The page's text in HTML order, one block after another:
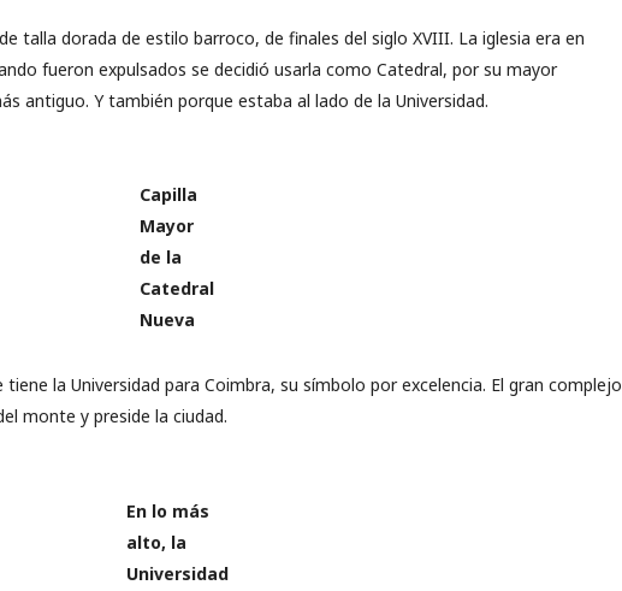
talla dorada de estilo barroco, de finales del siglo XVIII. La iglesia era en
fueron expulsados se decidió usarla como Catedral, por su mayor
antiguo. Y también porque estaba al lado de la Universidad.
Capilla
Mayor
de la
Catedral
Nueva
la Universidad para Coimbra, su símbolo por excelencia. El gran complejo
monte y preside la ciudad.
En lo más
alto, la
Universidad